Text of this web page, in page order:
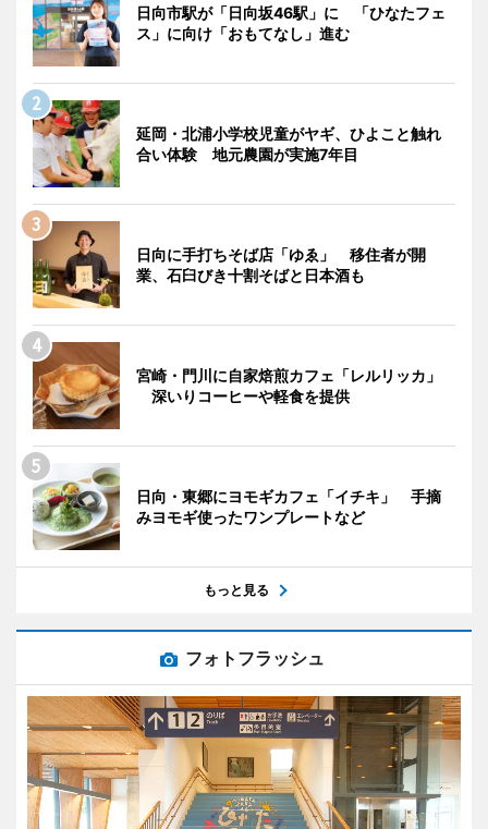
日向市駅が「日向坂46駅」に 「ひなたフェ
ス」に向け「おもてなし」進む
延岡・北浦小学校児童がヤギ、ひよこと触れ
合い体験 地元農園が実施7年目
日向に手打ちそば店「ゆゑ」 移住者が開
業、石臼びき十割そばと日本酒も
宮崎・門川に自家焙煎カフェ「レルリッカ」
深いりコーヒーや軽食を提供
日向・東郷にヨモギカフェ「イチキ」 手摘
みヨモギ使ったワンプレートなど
もっと見る
フォトフラッシュ